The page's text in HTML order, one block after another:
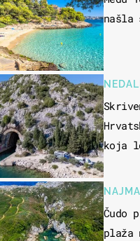
našla
koja
Čudo
plaža